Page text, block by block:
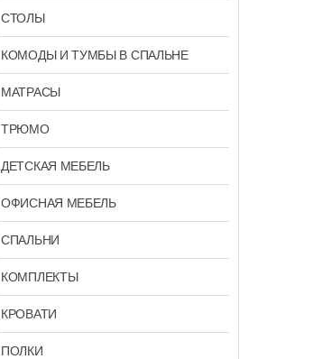
СТОЛЫ
КОМОДЫ И ТУМБЫ В СПАЛЬНЕ
МАТРАСЫ
ТРЮМО
ДЕТСКАЯ МЕБЕЛЬ
ОФИСНАЯ МЕБЕЛЬ
СПАЛЬНИ
КОМПЛЕКТЫ
КРОВАТИ
ПОЛКИ